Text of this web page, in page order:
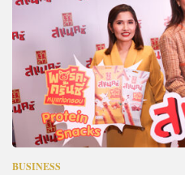
BUSINESS